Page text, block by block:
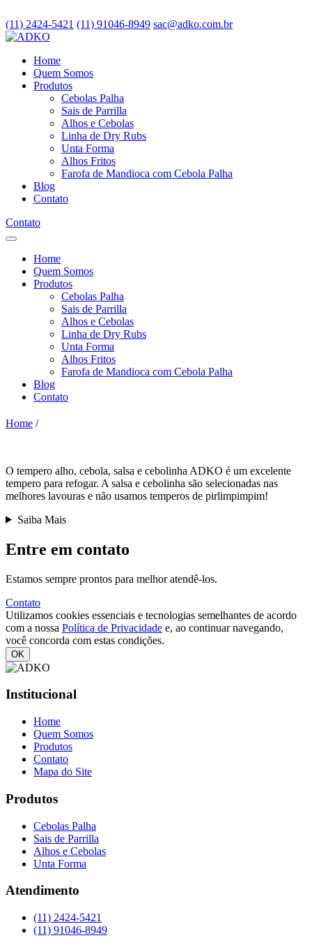
(11) 2424-5421 (11) 91046-8949 sac@adko.com.br
Home
Quem Somos
Produtos
Cebolas Palha
Sais de Parrilla
Alhos e Cebolas
Linha de Dry Rubs
Unta Forma
Alhos Fritos
Farofa de Mandioca com Cebola Palha
Blog
Contato
Contato
Home
Quem Somos
Produtos
Cebolas Palha
Sais de Parrilla
Alhos e Cebolas
Linha de Dry Rubs
Unta Forma
Alhos Fritos
Farofa de Mandioca com Cebola Palha
Blog
Contato
Home /
O tempero alho, cebola, salsa e cebolinha ADKO é um excelente
tempero para refogar. A salsa e cebolinha são selecionadas nas
melhores lavouras e não usamos temperos de pirlimpimpim!
Saiba Mais
Entre em contato
Estamos sempre prontos para melhor atendê-los.
Contato
Utilizamos cookies essenciais e tecnologias semelhantes de acordo
com a nossa Política de Privacidade e, ao continuar navegando,
você concorda com estas condições.
OK
Institucional
Home
Quem Somos
Produtos
Contato
Mapa do Site
Produtos
Cebolas Palha
Sais de Parrilla
Alhos e Cebolas
Unta Forma
Atendimento
(11) 2424-5421
(11) 91046-8949